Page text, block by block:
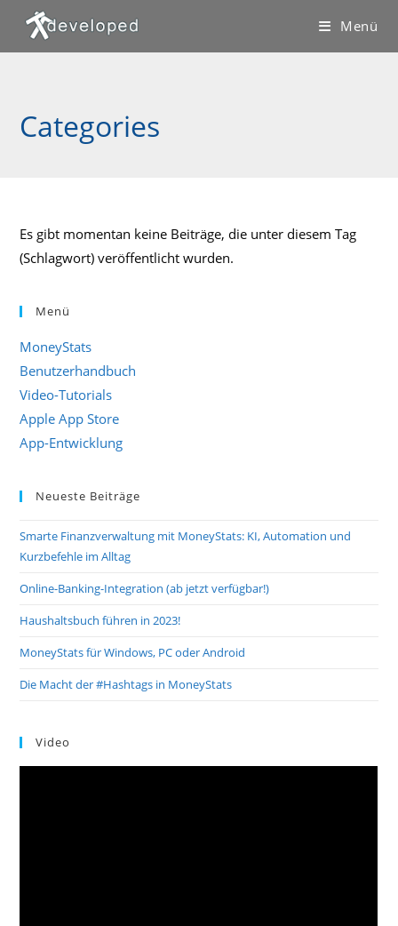
Inhalt
springen
Menü
Categories
Es gibt momentan keine Beiträge, die unter diesem Tag
(Schlagwort) veröffentlicht wurden.
Menü
MoneyStats
Benutzerhandbuch
Video-Tutorials
Apple App Store
App-Entwicklung
Neueste Beiträge
Smarte Finanzverwaltung mit MoneyStats: KI, Automation und
Kurzbefehle im Alltag
Online-Banking-Integration (ab jetzt verfügbar!)
Haushaltsbuch führen in 2023!
MoneyStats für Windows, PC oder Android
Die Macht der #Hashtags in MoneyStats
Video